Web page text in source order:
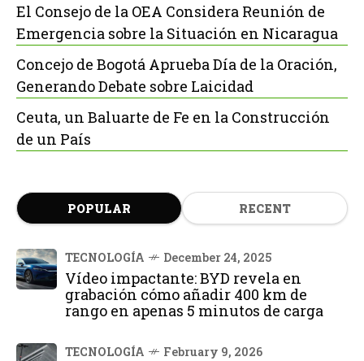
El Consejo de la OEA Considera Reunión de
Emergencia sobre la Situación en Nicaragua
Concejo de Bogotá Aprueba Día de la Oración,
Generando Debate sobre Laicidad
Ceuta, un Baluarte de Fe en la Construcción
de un País
POPULAR RECENT
TECNOLOGÍA December 24, 2025
Vídeo impactante: BYD revela en
grabación cómo añadir 400 km de
rango en apenas 5 minutos de carga
TECNOLOGÍA February 9, 2026